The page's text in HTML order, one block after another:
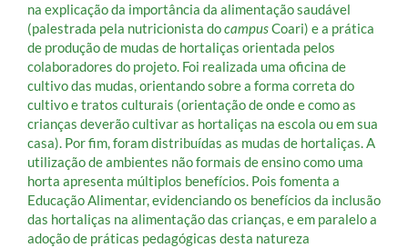
na explicação da importância da alimentação saudável
(palestrada pela nutricionista docampusCoari) e a prática
de produção de mudas de hortaliças orientada pelos
colaboradores do projeto. Foi realizada uma oficina de
cultivo das mudas, orientando sobre a forma correta do
cultivo e tratos culturais (orientação de onde e como as
crianças deverão cultivar as hortaliças na escola ou em sua
casa). Por fim, foram distribuídas as mudas de hortaliças. A
utilização de ambientes não formais de ensino como uma
horta apresenta múltiplos benefícios. Pois fomenta a
Educação Alimentar, evidenciando os benefícios da inclusão
das hortaliças na alimentação das crianças, e em paralelo a
adoção de práticas pedagógicas desta natureza